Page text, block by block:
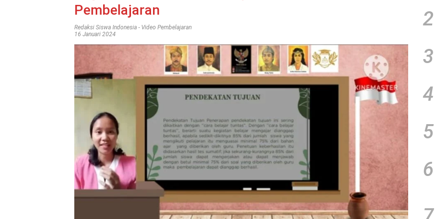
Pembelajaran
Redaksi Siswa Indonesia - Video Pembelajaran
16 Januari 2024
2
3
4
5
6